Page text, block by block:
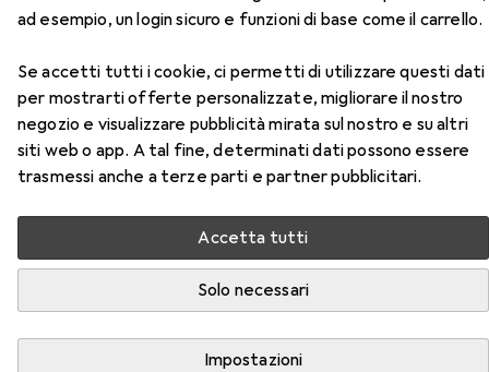
ad esempio, un login sicuro e funzioni di base come il carrello.
Se accetti tutti i cookie, ci permetti di utilizzare questi dati
per mostrarti offerte personalizzate, migliorare il nostro
negozio e visualizzare pubblicità mirata sul nostro e su altri
siti web o app. A tal fine, determinati dati possono essere
trasmessi anche a terze parti e partner pubblicitari.
Accetta tutti
Solo necessari
Impostazioni
EUR
40,30
Planamsalopette
7 dimensioni